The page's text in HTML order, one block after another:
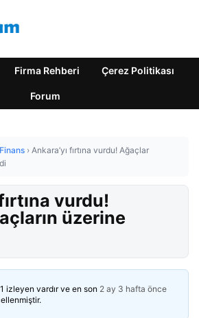
Firma Rehberi Çerez Politikası
Forum
Finans › Ankara’yı fırtına vurdu! Ağaçlar
vurdu!
üzerine
izleyen vardır ve en son 2 ay 3 hafta önce